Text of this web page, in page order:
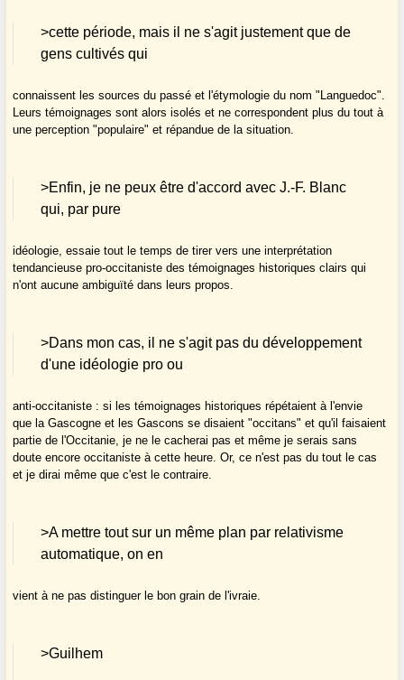
>cette période, mais il ne s'agit justement que de
gens cultivés qui
connaissent les sources du passé et l'étymologie du nom "Languedoc".
Leurs témoignages sont alors isolés et ne correspondent plus du tout à
une perception "populaire" et répandue de la situation.
>Enfin, je ne peux être d'accord avec J.-F. Blanc
qui, par pure
idéologie, essaie tout le temps de tirer vers une interprétation
tendancieuse pro-occitaniste des témoignages historiques clairs qui
n'ont aucune ambiguïté dans leurs propos.
>Dans mon cas, il ne s'agit pas du développement
d'une idéologie pro ou
anti-occitaniste : si les témoignages historiques répétaient à l'envie
que la Gascogne et les Gascons se disaient "occitans" et qu'il faisaient
partie de l'Occitanie, je ne le cacherai pas et même je serais sans
doute encore occitaniste à cette heure. Or, ce n'est pas du tout le cas
et je dirai même que c'est le contraire.
>A mettre tout sur un même plan par relativisme
automatique, on en
vient à ne pas distinguer le bon grain de l'ivraie.
>Guilhem